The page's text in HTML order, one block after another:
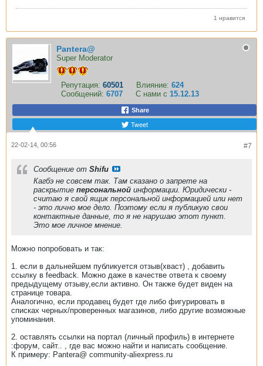
1 нравится
Pantera@
Super Moderator
Репутация: 60501 Влияние: 624
Сообщений: 6707 С нами с 15.12.13
Share
Tweet
#7
22-02-14, 00:56
Сообщение от Shifu
Кагбэ не совсем так. Там сказано о запрете на
раскрытие персональной информации. Юридически -
считаю я свой ящик персональной информацией или нет
- это лично мое дело. Поэтому если я публикую свои
контактные данные, то я не нарушаю этот пункт.
Это мое личное мнение.
Можно попробовать и так:
1. если в дальнейшем публикуется отзыв(хваст) , добавить
ссылку в feedback. Можно даже в качестве ответа к своему
предыдущему отзыву,если активно. Он также будет виден на
странице товара.
Аналогично, если продавец будет где либо фигурировать в
списках черных/проверенных магазинов, либо другие возможные
упоминания.
​2. оставлять ссылки на портал (личный профиль) в интернете
:форум, сайт.. , где вас можно найти и написать сообщение.
К примеру: Pantera@ community-aliexpress.ru